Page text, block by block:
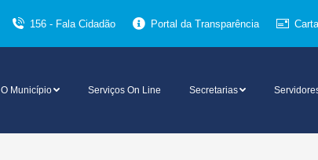
156 - Fala Cidadão Portal da Transparência
O Município Serviços On Line Secretarias